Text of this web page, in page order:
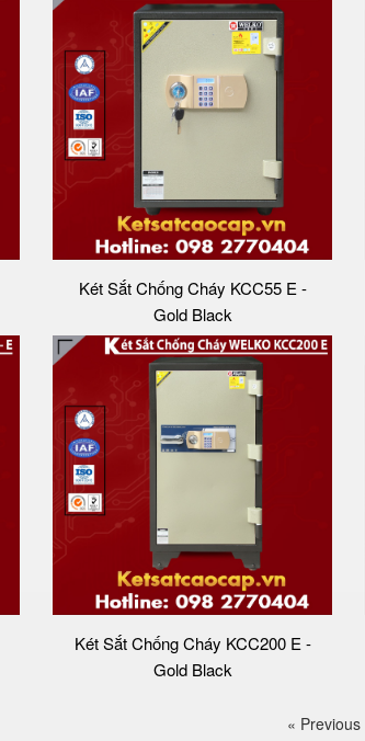
Két Sắt Chống Cháy KCC55 E -
Gold Black
Két Sắt Chống Cháy KCC200 E -
Gold Black
« Previous